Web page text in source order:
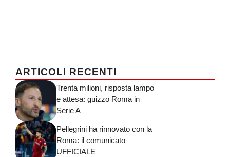
ARTICOLI RECENTI
Trenta milioni, risposta lampo
e attesa: guizzo Roma in
Serie A
Pellegrini ha rinnovato con la
Roma: il comunicato
UFFICIALE